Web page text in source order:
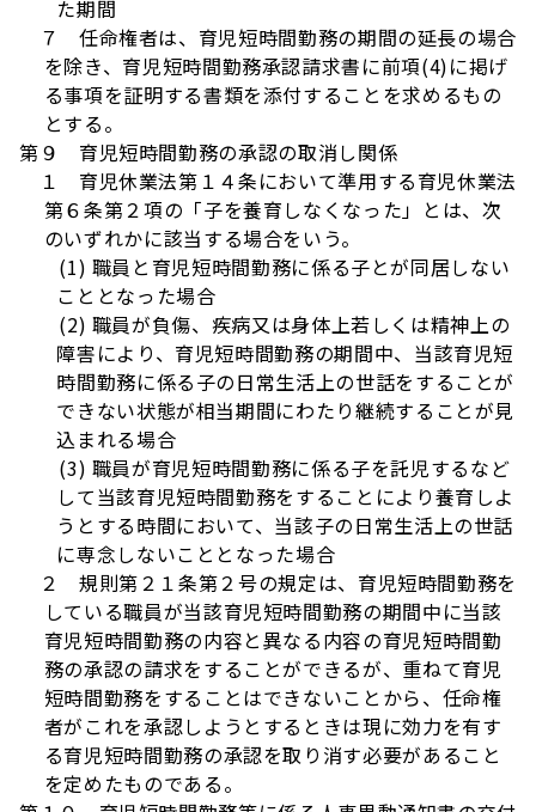
た期間
７ 任命権者は、育児短時間勤務の期間の延長の場合
を除き、育児短時間勤務承認請求書に前項(4)に掲げ
る事項を証明する書類を添付することを求めるもの
とする。
第９ 育児短時間勤務の承認の取消し関係
１ 育児休業法第１４条において準用する育児休業法
第６条第２項の「子を養育しなくなった」とは、次
のいずれかに該当する場合をいう。
(1) 職員と育児短時間勤務に係る子とが同居しない
こととなった場合
(2) 職員が負傷、疾病又は身体上若しくは精神上の
障害により、育児短時間勤務の期間中、当該育児短
時間勤務に係る子の日常生活上の世話をすることが
できない状態が相当期間にわたり継続することが見
込まれる場合
(3) 職員が育児短時間勤務に係る子を託児するなど
して当該育児短時間勤務をすることにより養育しよ
うとする時間において、当該子の日常生活上の世話
に専念しないこととなった場合
２ 規則第２１条第２号の規定は、育児短時間勤務を
している職員が当該育児短時間勤務の期間中に当該
育児短時間勤務の内容と異なる内容の育児短時間勤
務の承認の請求をすることができるが、重ねて育児
短時間勤務をすることはできないことから、任命権
者がこれを承認しようとするときは現に効力を有す
る育児短時間勤務の承認を取り消す必要があること
を定めたものである。